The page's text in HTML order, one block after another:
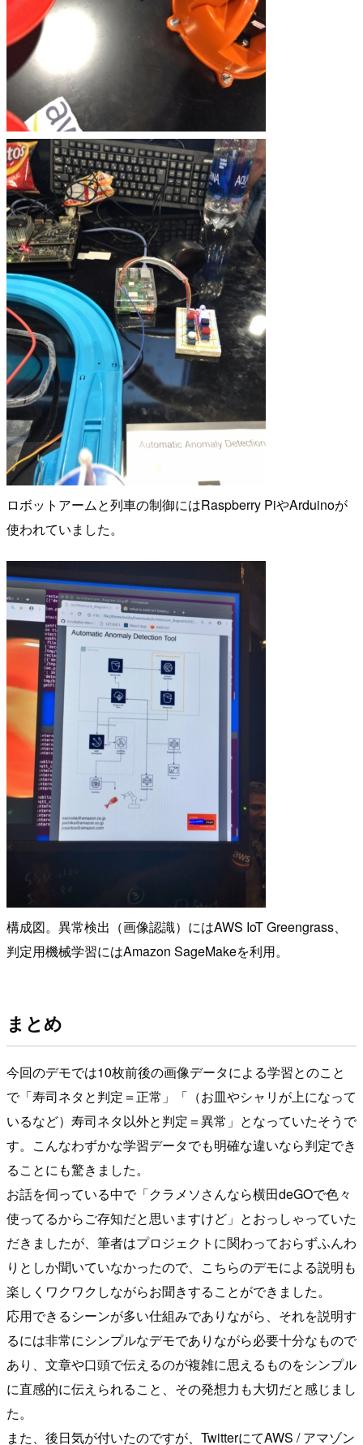
ロボットアームと列車の制御にはRaspberry PiやArduinoが
使われていました。
構成図。異常検出（画像認識）にはAWS IoT Greengrass、
判定用機械学習にはAmazon SageMakeを利用。
まとめ
今回のデモでは10枚前後の画像データによる学習とのこと
で「寿司ネタと判定＝正常」「（お皿やシャリが上になって
いるなど）寿司ネタ以外と判定＝異常」となっていたそうで
す。こんなわずかな学習データでも明確な違いなら判定でき
ることにも驚きました。
お話を伺っている中で「クラメソさんなら横田deGOで色々
使ってるからご存知だと思いますけど」とおっしゃっていた
だきましたが、筆者はプロジェクトに関わっておらずふんわ
りとしか聞いていなかったので、こちらのデモによる説明も
楽しくワクワクしながらお聞きすることができました。
応用できるシーンが多い仕組みでありながら、それを説明す
るには非常にシンプルなデモでありながら必要十分なもので
あり、文章や口頭で伝えるのが複雑に思えるものをシンプル
に直感的に伝えられること、その発想力も大切だと感じまし
た。
また、後日気が付いたのですが、TwitterにてAWS / アマゾン